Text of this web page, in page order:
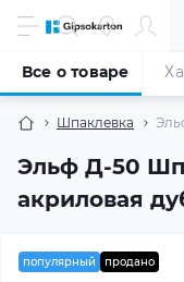
Шпаклевка
Эльф Д-50
акриловая
Все о товаре
популярный продано